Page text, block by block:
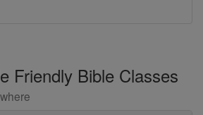
Friendly Bible Classes